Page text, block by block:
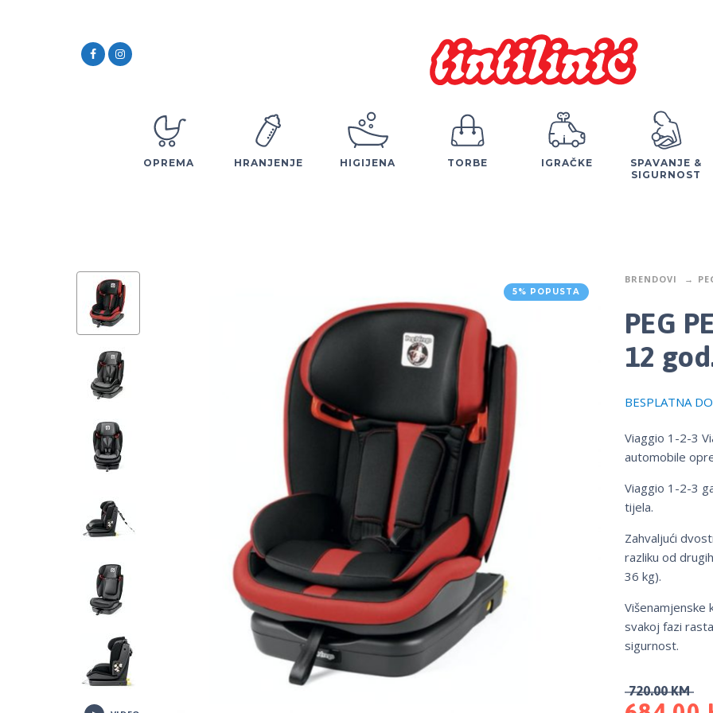
OPREMA HRANJENJE HIGIJENA TORBE IGRAČKE
SPAVANJE &
SIGURNOST
5% POPUSTA
BRENDOVI
PEG
12
BESPLATNA
Viaggio 1-2-3
automobile
Viaggio 1-2-3
tijela.
Zahvaljući
razliku od
36 kg).
Višenamjenske
svakoj fazi
sigurnost.
720.00KM